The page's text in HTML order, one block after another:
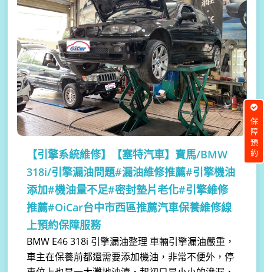
【引擎系統維修】
【塞特汽車】寶馬/BMW
318i/引擎漏油問題#漏油維修推薦#引擎機油
添加#機油量不足#密封墊片老化#引擎維修
推薦#OiCar台中市西區推薦汽車保養維修線
上預約保障服務
BMW E46 318i 引擎漏油整理 車輛引擎漏油嚴重，
車主在保養前都還需要添加機油，非常不便外，停
保障預約